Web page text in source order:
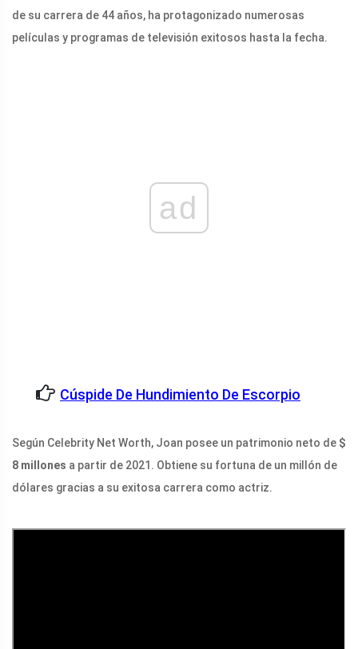
de su carrera de 44 años, ha protagonizado numerosas
películas y programas de televisión exitosos hasta la fecha.
ad
Cúspide De Hundimiento De Escorpio
Según Celebrity Net Worth, Joan posee un patrimonio neto de $
8 millones a partir de 2021. Obtiene su fortuna de un millón de
dólares gracias a su exitosa carrera como actriz.